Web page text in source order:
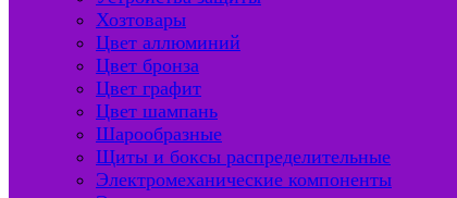
Хозтовары
Цвет аллюминий
Цвет бронза
Цвет графит
Цвет шампань
Шарообразные
Щиты и боксы распределительные
Электромеханические компоненты